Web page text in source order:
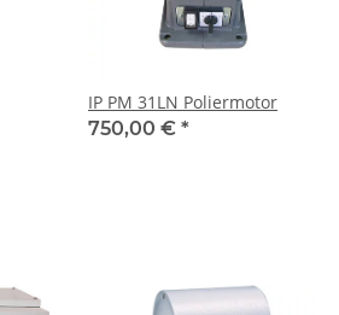
IP PM 31LN Poliermotor
750,00 € *